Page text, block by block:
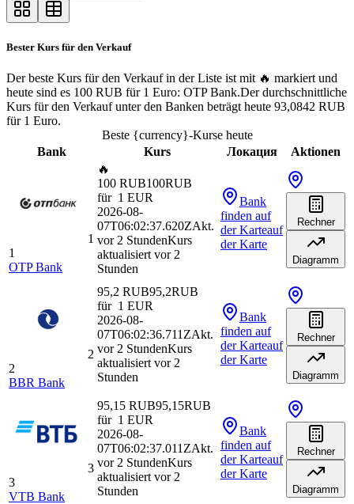
Bester Kurs für den Verkauf
Der beste Kurs für den Verkauf in der Liste ist mit 🔥 markiert und
heute sind es 100 RUB für 1 Euro: OTP Bank.Der durchschnittliche
Kurs für den Verkauf unter den Banken beträgt heute 93,0842 RUB
für 1 Euro.
Beste {currency}-Kurse heute
Bank
Kurs Локация Aktionen
1
1
OTP Bank
🔥
100 RUB100RUB
für 1 EUR
2026-08-
07T06:02:37.620ZAkt.
vor 2 StundenKurs
aktualisiert vor 2
Stunden
Bank
finden auf
der Karteauf
der Karte
Rechner
Diagramm
2
2
BBR Bank
95,2 RUB95,2RUB
für 1 EUR
2026-08-
07T06:02:36.711ZAkt.
vor 2 StundenKurs
aktualisiert vor 2
Stunden
Bank
finden auf
der Karteauf
der Karte
Rechner
Diagramm
3
3
VTB Bank
95,15 RUB95,15RUB
für 1 EUR
2026-08-
07T06:02:37.011ZAkt.
vor 2 StundenKurs
aktualisiert vor 2
Stunden
Bank
finden auf
der Karteauf
der Karte
Rechner
Diagramm